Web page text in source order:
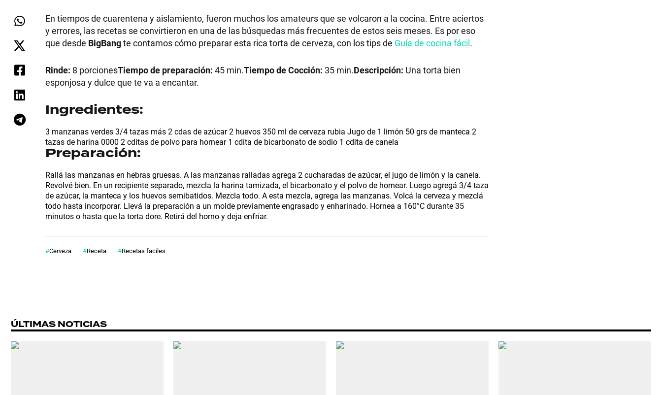
En tiempos de cuarentena y aislamiento, fueron muchos los amateurs que se volcaron a la cocina. Entre aciertos
y errores, las recetas se convirtieron en una de las búsquedas más frecuentes de estos seis meses. Es por eso
que desde BigBangte contamos cómo preparar esta rica torta de cerveza, con los tips de Guía de cocina fácil.
Rinde: 8 porcionesTiempo de preparación: 45 min.Tiempo de Cocción: 35 min.Descripción: Una torta bien
esponjosa y dulce que te va a encantar.
Ingredientes:
3 manzanas verdes 3/4 tazas más 2 cdas de azúcar 2 huevos 350 ml de cerveza rubia Jugo de 1 limón 50 grs de manteca 2
tazas de harina 0000 2 cditas de polvo para hornear 1 cdita de bicarbonato de sodio 1 cdita de canela
Preparación:
Rallá las manzanas en hebras gruesas. A las manzanas ralladas agrega 2 cucharadas de azúcar, el jugo de limón y la canela.
Revolvé bien. En un recipiente separado, mezcla la harina tamizada, el bicarbonato y el polvo de hornear. Luego agregá 3/4 taza
de azúcar, la manteca y los huevos semibatidos. Mezcla todo. A esta mezcla, agrega las manzanas. Volcá la cerveza y mezclá
todo hasta incorporar. Llevá la preparación a un molde previamente engrasado y enharinado. Hornea a 160°C durante 35
minutos o hasta que la torta dore. Retirá del horno y deja enfriar.
Cerveza Receta Recetas faciles
ÚLTIMAS NOTICIAS
SHOW
POLÍTICA
ACTUALIDAD
POLICIALES
ECONOMÍA
HERMANO
SALUD
PALABRAS
Seguinos